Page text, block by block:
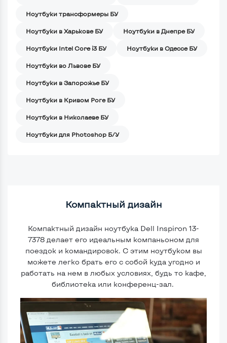
Ноутбуки трансформеры БУ
Ноутбуки в Харькове БУ Ноутбуки в Днепре БУ
Ноутбуки Intel Core i3 БУ Ноутбуки в Одессе БУ
Ноутбуки во Львове БУ
Ноутбуки в Запорожье БУ
Ноутбуки в Кривом Роге БУ
Ноутбуки в Николаеве БУ
Ноутбуки для Photoshop Б/У
Компактный дизайн
Компактный дизайн ноутбука Dell Inspiron 13-
7378 делает его идеальным компаньоном для
поездок и командировок. С этим ноутбуком вы
можете легко брать его с собой куда угодно и
работать на нем в любых условиях, будь то кафе,
библиотека или конференц-зал.